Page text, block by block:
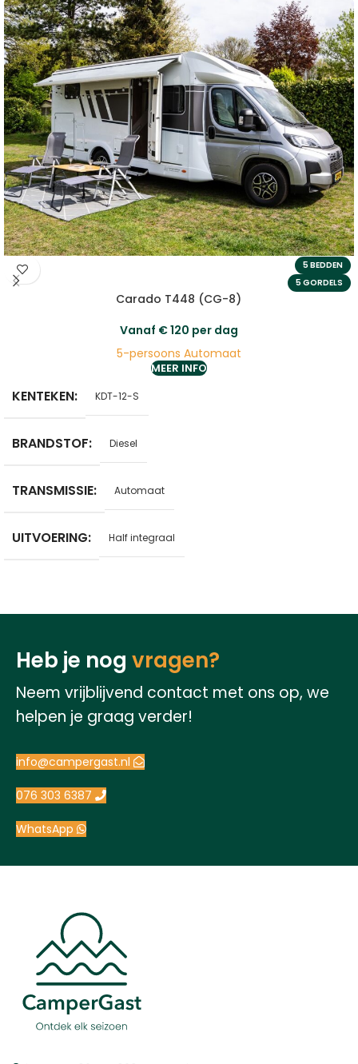
5 BEDDEN
5 GORDELS
Carado T448 (CG-8)
Vanaf €120 per dag
5-persoons Automaat
MEER INFO
KENTEKEN KDT-12-S
BRANDSTOF Diesel
TRANSMISSIE Automaat
UITVOERING Half integraal
Heb je nog vragen?
Neem vrijblijvend contact met ons op, we
helpen je graag verder!
info@campergast.nl
076 303 6387
WhatsApp